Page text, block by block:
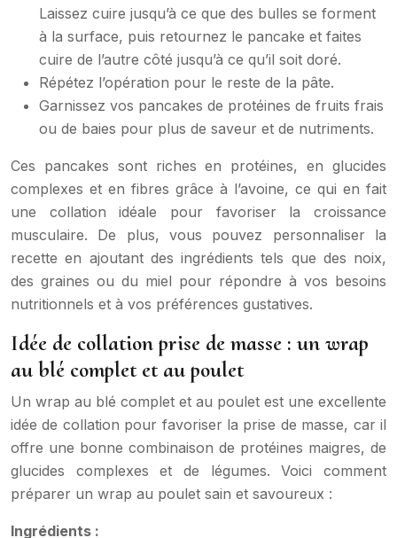
Laissez cuire jusqu’à ce que des bulles se forment
à la surface, puis retournez le pancake et faites
cuire de l’autre côté jusqu’à ce qu’il soit doré.
Répétez l’opération pour le reste de la pâte.
Garnissez vos pancakes de protéines de fruits frais
ou de baies pour plus de saveur et de nutriments.
Ces pancakes sont riches en protéines, en glucides
complexes et en fibres grâce à l’avoine, ce qui en fait
une collation idéale pour favoriser la croissance
musculaire. De plus, vous pouvez personnaliser la
recette en ajoutant des ingrédients tels que des noix,
des graines ou du miel pour répondre à vos besoins
nutritionnels et à vos préférences gustatives.
Idée de collation prise de masse : un wrap
au blé complet et au poulet
Un wrap au blé complet et au poulet est une excellente
idée de collation pour favoriser la prise de masse, car il
offre une bonne combinaison de protéines maigres, de
glucides complexes et de légumes. Voici comment
préparer un wrap au poulet sain et savoureux :
Ingrédients :